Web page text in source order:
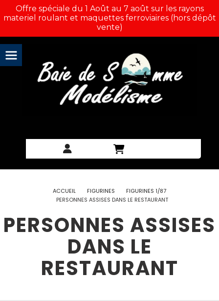
Offre spéciale du 1 Août au 7 août sur les rayons
materiel roulant et maquettes ferroviaires (hors dépôt
vente)
ACCUEIL FIGURINES
FIGURINES 1/87
PERSONNES ASSISES DANS LE RESTAURANT
PERSONNES ASSISES
DANS LE
RESTAURANT
Panneau de gestion des cookies